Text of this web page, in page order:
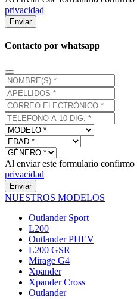
privacidad
Enviar
Contacto por whatsapp
Al enviar este formulario confirmo
privacidad
Enviar
NUESTROS MODELOS
Outlander Sport
L200
Outlander PHEV
L200 GSR
Mirage G4
Xpander
Xpander Cross
Outlander